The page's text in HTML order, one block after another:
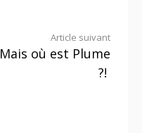
Article suivant
Mais où est Plume
?!